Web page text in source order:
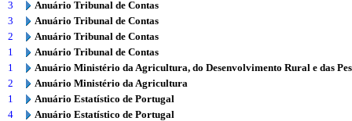
3
Anuário Tribunal de Contas
3
Anuário Tribunal de Contas
2
Anuário Tribunal de Contas
1
Anuário Tribunal de Contas
1
Anuário Ministério da Agricultura, do Desenvolvimento Rural e das
2
Anuário Ministério da Agricultura
1
Anuário Estatístico de Portugal
4
Anuário Estatístico de Portugal